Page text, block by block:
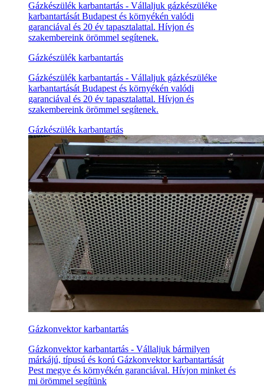
Gázkészülék karbantartás - Vállaljuk gázkészüléke
karbantartását Budapest és környékén valódi
garanciával és 20 év tapasztalattal. Hívjon és
szakembereink örömmel segítenek.
Gázkészülék karbantartás
Gázkészülék karbantartás - Vállaljuk gázkészüléke
karbantartását Budapest és környékén valódi
garanciával és 20 év tapasztalattal. Hívjon és
szakembereink örömmel segítenek.
Gázkészülék karbantartás
Gázkonvektor karbantartás
Gázkonvektor karbantartás - Vállaljuk bármilyen
márkájú, típusú és korú Gázkonvektor karbantartását
Pest megye és környékén garanciával. Hívjon minket és
mi örömmel segítünk